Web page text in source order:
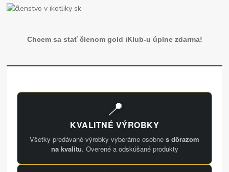
Chcem sa stať členom gold iKlub-u úplne zdarma!
📍
KVALITNÉ VÝROBKY
Všetky predávané výrobky vyberáme osobne s dôrazom
na kvalitu. Overené a odskúšané produkty